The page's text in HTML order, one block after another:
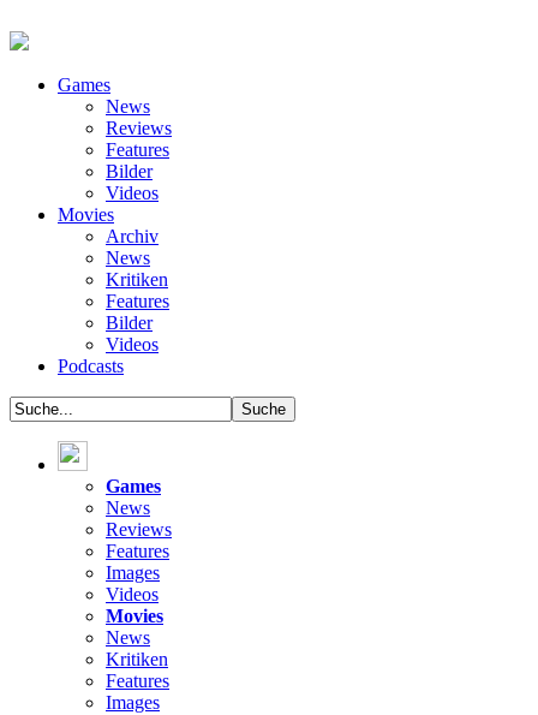
Games
News
Reviews
Features
Bilder
Videos
Movies
Archiv
News
Kritiken
Features
Bilder
Videos
Podcasts
Games
News
Reviews
Features
Images
Videos
Movies
News
Kritiken
Features
Images